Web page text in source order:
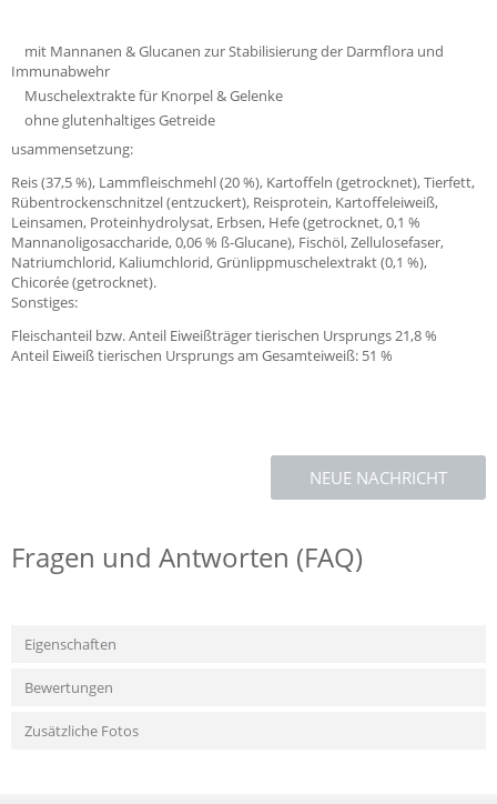
mit Mannanen & Glucanen zur Stabilisierung der Darmflora und
Immunabwehr
Muschelextrakte für Knorpel & Gelenke
ohne glutenhaltiges Getreide
usammensetzung:
Reis (37,5 %), Lammfleischmehl (20 %), Kartoffeln (getrocknet), Tierfett,
Rübentrockenschnitzel (entzuckert), Reisprotein, Kartoffeleiweiß,
Leinsamen, Proteinhydrolysat, Erbsen, Hefe (getrocknet, 0,1 %
Mannanoligosaccharide, 0,06 % ß-Glucane), Fischöl, Zellulosefaser,
Natriumchlorid, Kaliumchlorid, Grünlippmuschelextrakt (0,1 %),
Chicorée (getrocknet).
Sonstiges:
Fleischanteil bzw. Anteil Eiweißträger tierischen Ursprungs 21,8 %
Anteil Eiweiß tierischen Ursprungs am Gesamteiweiß: 51 %
NEUE NACHRICHT
Fragen und Antworten (FAQ)
Eigenschaften
Bewertungen
Zusätzliche Fotos